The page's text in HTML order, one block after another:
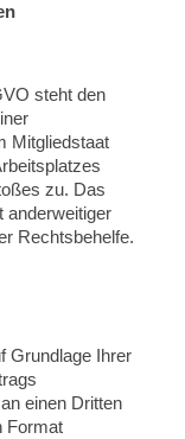
steht den
Mitgliedstaat
zu. Das
anderweitiger
Rechtsbehelfe.
Grundlage Ihrer
einen Dritten
Format